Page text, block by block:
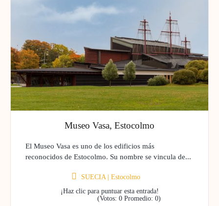
Museo Vasa, Estocolmo
El Museo Vasa es uno de los edificios más
reconocidos de Estocolmo. Su nombre se vincula de...
SUECIA
Estocolmo
¡Haz clic para puntuar esta entrada!
(Votos: 0 Promedio: 0)